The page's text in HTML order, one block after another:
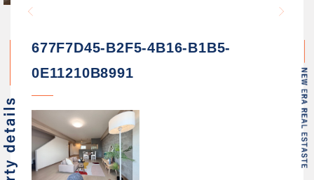
/home/newerakk/
677F7D45-B2F5-4B16-B1B5-
0E11210B8991